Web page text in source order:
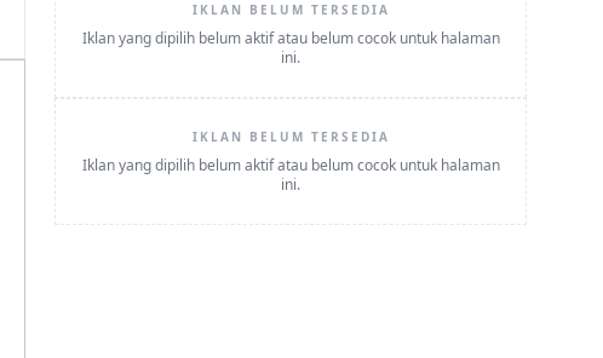
IKLAN BELUM TERSEDIA
Iklan yang dipilih belum aktif atau belum cocok untuk halaman
ini.
IKLAN BELUM TERSEDIA
Iklan yang dipilih belum aktif atau belum cocok untuk halaman
ini.